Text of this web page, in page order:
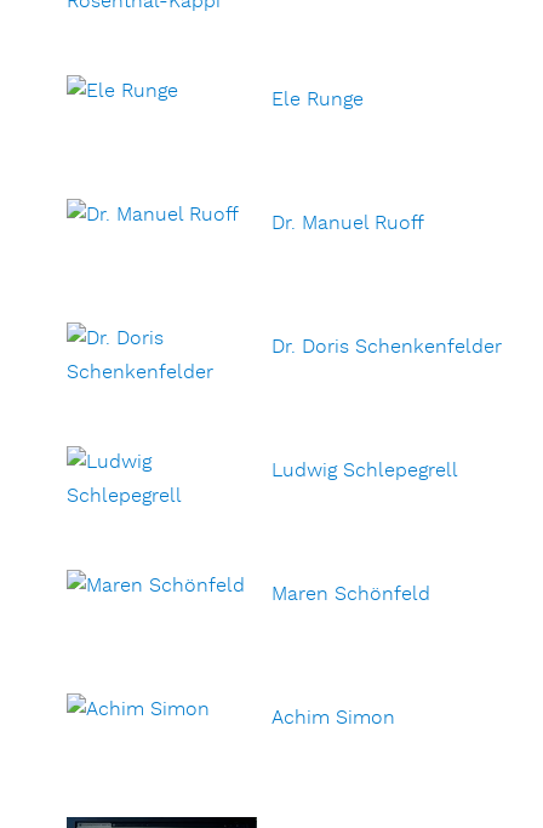
Ele Runge
Dr. Manuel Ruoff
Dr. Doris Schenkenfelder
Ludwig Schlepegrell
Maren Schönfeld
Achim Simon